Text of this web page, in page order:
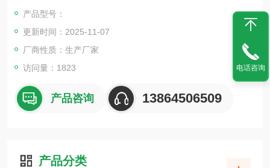
产品型号：
更新时间：2025-11-07
厂商性质：生产厂家
访问量：1823
产品咨询 13864506509
产品分类
电话咨询